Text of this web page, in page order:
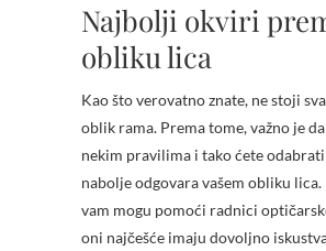
Najbolji okviri
obliku lica
Kao što verovatno znate, ne stoji
oblik rama. Prema tome, važno je
nekim pravilima i tako ćete
nabolje odgovara vašem obliku
vam mogu pomoći radnici
oni najčešće imaju dovoljno